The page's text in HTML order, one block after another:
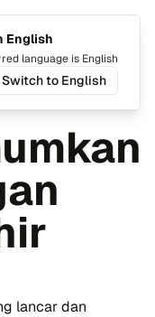
lancar dan
English
language is English
Switch to English